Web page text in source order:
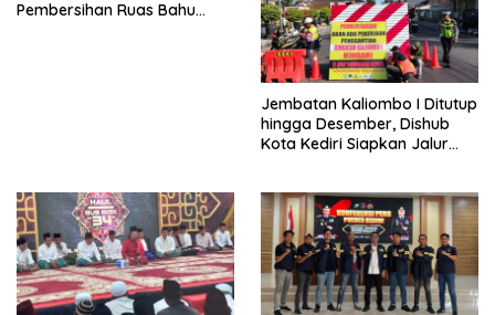
Pembersihan Ruas Bahu
Jembatan Kaliombo I Ditutup
hingga Desember, Dishub
Kota Kediri Siapkan Jalur